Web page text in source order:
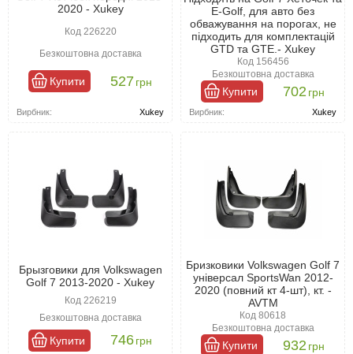
дорозі. Вони запобігають потраплянню дрібного каміння і бруду,
що вилітають з-під задніх коліс, на лобові стекла автомобілів, що
рухаються позаду. Це допомагає уникнути аварійних ситуацій.
Естетична складова
Бризковики Фольксваген Гольф 7 2012-2020 позитивно
впливають на зовнішній вигляд автомобіля. Їх нерідко
використовують як елемент тюнінгу, підкреслюючи стиль та
2020 - Xukey
Код 226220
Безкоштовна доставка
Купити 527грн
Вирбник: Xukey
E-Golf, для авто без
обважування на порогах, не
підходить для комплектацій
GTD та GTE.- Xukey
Код 156456
Безкоштовна доставка
Купити 702 грн
Вирбник: Xukey
Брызговики для Volkswagen
Golf 7 2013-2020 - Xukey
Код 226219
Безкоштовна доставка
Купити 746грн
Бризковики Volkswagen Golf 7
універсал SportsWan 2012-
2020 (повний кт 4-шт), кт. -
AVTM
Код 80618
Безкоштовна доставка
Купити 932 грн